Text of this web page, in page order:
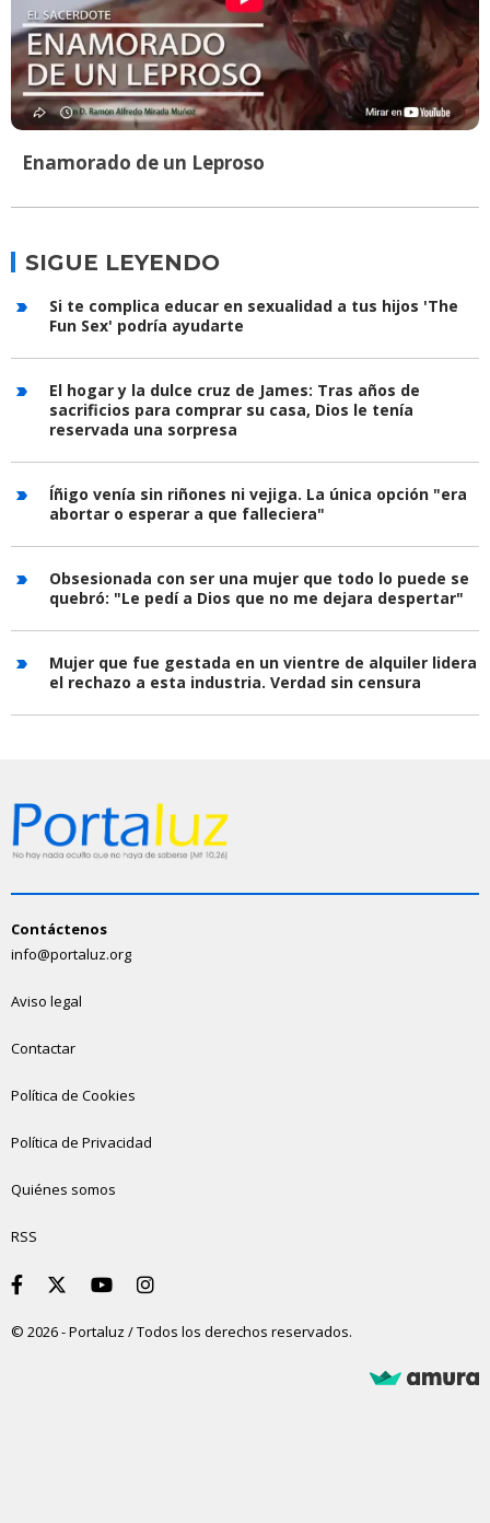
Enamorado de un Leproso
SIGUE LEYENDO
Si te complica educar en sexualidad a tus hijos 'The
Fun Sex' podría ayudarte
El hogar y la dulce cruz de James: Tras años de
sacrificios para comprar su casa, Dios le tenía
reservada una sorpresa
Íñigo venía sin riñones ni vejiga. La única opción "era
abortar o esperar a que falleciera"
Obsesionada con ser una mujer que todo lo puede se
quebró: "Le pedí a Dios que no me dejara despertar"
Mujer que fue gestada en un vientre de alquiler lidera
el rechazo a esta industria. Verdad sin censura
Contáctenos
info@portaluz.org
Aviso legal
Contactar
Política de Cookies
Política de Privacidad
Quiénes somos
RSS
© 2026 - Portaluz / Todos los derechos reservados.